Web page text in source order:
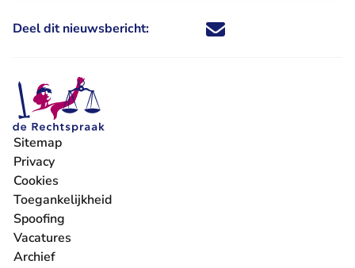
Deel dit nieuwsbericht: Deel dit nieuwsbericht via X -
Deel dit nieuwsbericht via
Deel dit nieuwsbericht
Deel dit
Sitemap
Privacy
Cookies
Toegankelijkheid
Spoofing
Vacatures
- U verlaat Rechtspraak.nl
Archief